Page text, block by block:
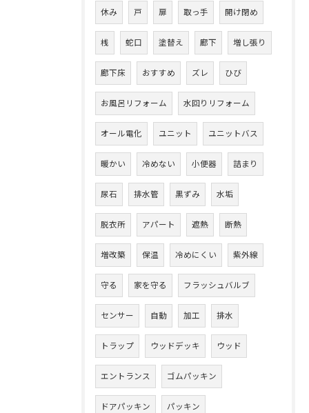
休み 戸 扉 取っ手 開け閉め
桟 蛇口 塗替え 廊下 増し張り
廊下床 おすすめ ズレ ひび
お風呂リフォーム 水回りリフォーム
オール電化 ユニット ユニットバス
暖かい 冷めない 小便器 詰まり
尿石 排水管 黒ずみ 水垢
脱衣所 アパート 遮熱 断熱
増改築 保温 冷めにくい 紫外線
守る 家を守る フラッシュバルブ
センサー 自動 加工 排水
トラップ ウッドデッキ ウッド
エントランス ゴムパッキン
ドアパッキン パッキン